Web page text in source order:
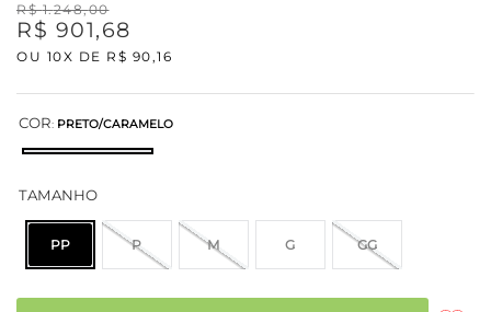
R$ 1.248,00
R$ 901,68
OU 10X DE R$ 90 ,16
COR: PRETO/CARAMELO
TAMANHO
PP P M G GG